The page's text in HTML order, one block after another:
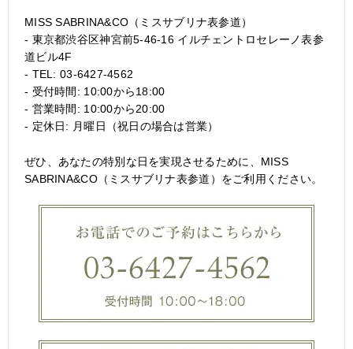
MISS SABRINA&CO（ミスサブリナ表参道）
- 東京都渋谷区神宮前5-46-16 イルチェントロセレーノ表参
道ビル4F
- TEL: 03-6427-4562
- 受付時間: 10:00から18:00
- 営業時間: 10:00から20:00
- 定休日: 月曜日（祝日の場合は営業）
ぜひ、あなたの特別な日を実現させるために、MISS
SABRINA&CO（ミスサブリナ表参道）をご利用ください。